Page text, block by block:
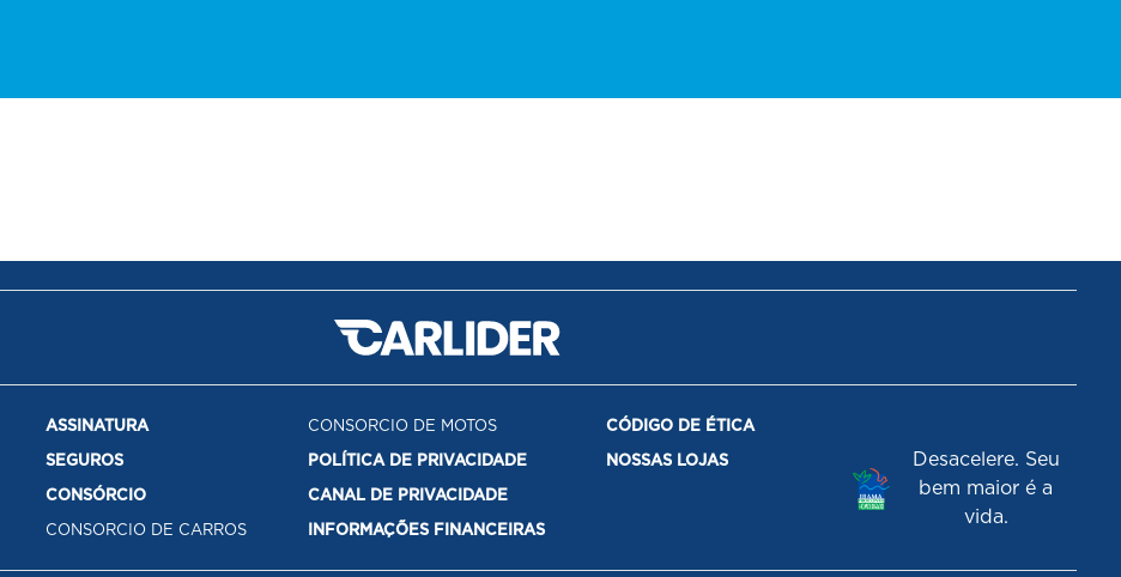
ASSINATURA
SEGUROS
CONSÓRCIO
CONSORCIO DE CARROS
CONSORCIO DE MOTOS
POLÍTICA DE PRIVACIDADE
CANAL DE PRIVACIDADE
INFORMAÇÕES FINANCEIRAS
CÓDIGO DE ÉTICA
NOSSAS LOJAS
Desacelere. Seu
bem maior é a
vida.